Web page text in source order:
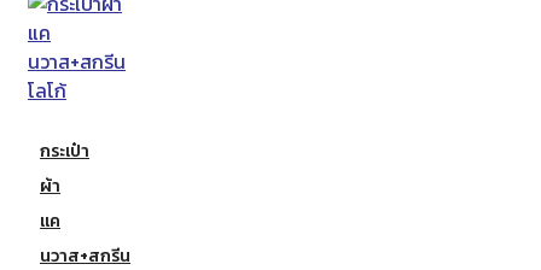
กระเป๋า
ผ้า
แค
นวาส+สกรีน